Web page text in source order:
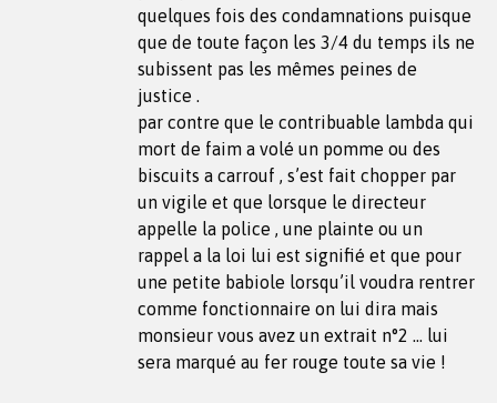
quelques fois des condamnations puisque
que de toute façon les 3/4 du temps ils ne
subissent pas les mêmes peines de
justice .
par contre que le contribuable lambda qui
mort de faim a volé un pomme ou des
biscuits a carrouf , s’est fait chopper par
un vigile et que lorsque le directeur
appelle la police , une plainte ou un
rappel a la loi lui est signifié et que pour
une petite babiole lorsqu’il voudra rentrer
comme fonctionnaire on lui dira mais
monsieur vous avez un extrait n°2 … lui
sera marqué au fer rouge toute sa vie !